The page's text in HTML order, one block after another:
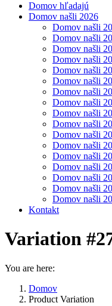
Domov hľadajú
Domov našli 2026
Domov našli
Domov našli
Domov našli
Domov našli
Domov našli
Domov našli
Domov našli
Domov našli
Domov našli
Domov našli
Domov našli
Domov našli
Domov našli
Domov našli
Domov našli
Domov našli
Domov našli
Kontakt
Variation
You are here:
Domov
Product Variation